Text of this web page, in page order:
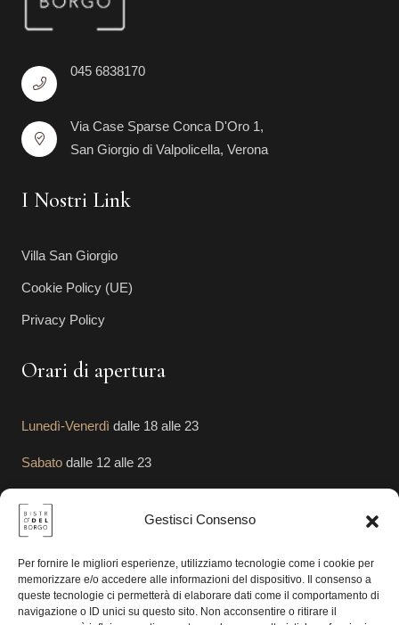
Gestisci Consenso
Per fornire le migliori esperienze, utilizziamo tecnologie come i cookie per
memorizzare e/o accedere alle informazioni del dispositivo. Il consenso a
queste tecnologie ci permetterà di elaborare dati come il comportamento di
navigazione o ID unici su questo sito. Non acconsentire o ritirare il
045 6838170
Via Case Sparse Conca D'Oro 1,
San Giorgio di Valpolicella, Verona
I Nostri Link
Villa San Giorgio
Cookie Policy (UE)
Privacy Policy
Orari di apertura
Lunedì-Venerdì dalle 18 alle 23
Sabato dalle 12 alle 23